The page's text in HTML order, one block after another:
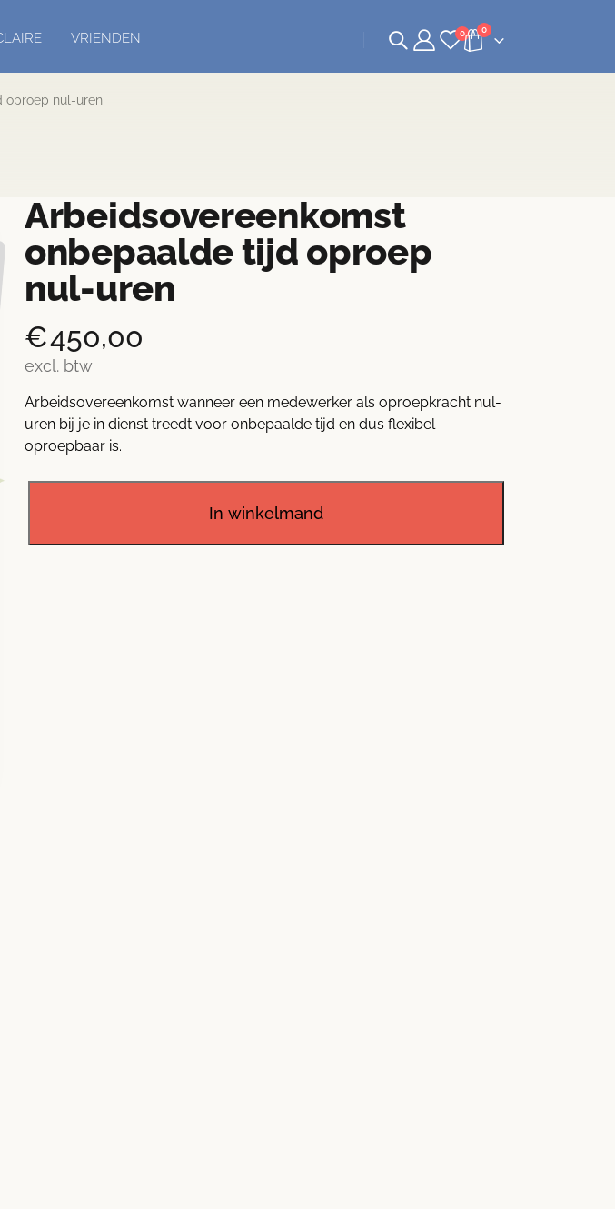
VRIENDEN 0 0
oproep nul-uren
€450,00
excl. btw
Arbeids­overeenkomst
onbepaalde tijd oproep
nul-uren
Arbeidsovereenkomst wanneer een medewerker als oproepkracht nul-
uren bij je in dienst treedt voor onbepaalde tijd en dus flexibel
oproepbaar is.
Arbeids­
nul-
In winkelmand